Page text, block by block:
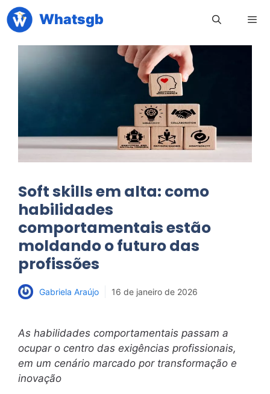
Pular
para
Whatsgb
Soft skills em alta: como
habilidades
comportamentais estão
moldando o futuro das
profissões
Gabriela Araújo 16 de janeiro de 2026
As habilidades comportamentais passam a
ocupar o centro das exigências profissionais,
em um cenário marcado por transformação e
inovação